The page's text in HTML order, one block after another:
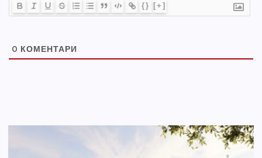
{} [+]
0 КОМЕНТАРИ